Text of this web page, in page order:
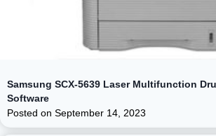
Samsung SCX-5639 Laser Multifunction
Software
Posted on September 14, 2023